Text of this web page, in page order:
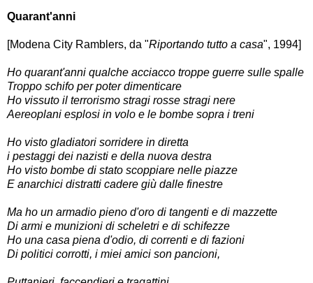
Quarant'anni
[Modena City Ramblers, da "Riportando tutto a casa", 1994]
Ho quarant'anni qualche acciacco troppe guerre sulle spalle
Troppo schifo per poter dimenticare
Ho vissuto il terrorismo stragi rosse stragi nere
Aereoplani esplosi in volo e le bombe sopra i treni
Ho visto gladiatori sorridere in diretta
i pestaggi dei nazisti e della nuova destra
Ho visto bombe di stato scoppiare nelle piazze
E anarchici distratti cadere giù dalle finestre
Ma ho un armadio pieno d'oro di tangenti e di mazzette
Di armi e munizioni di scheletri e di schifezze
Ho una casa piena d'odio, di correnti e di fazioni
Di politici corrotti, i miei amici son pancioni,